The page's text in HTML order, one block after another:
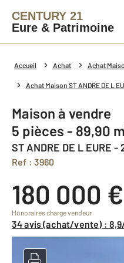
CENTURY 21
Eure & Patrimoine
Accueil Achat Achat
Achat Maison ST ANDRE DE L
Maison à vendre
5 pièces - 89,90 m
ST ANDRE DE L EURE -
Ref : 3960
180 000 €
Honoraires charge vendeur
34 avis (achat/vente) :